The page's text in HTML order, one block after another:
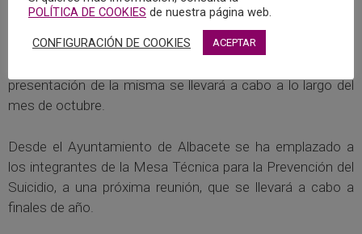
para el control de la ansiedad ante la PAU.
A su vez, se informó de la campaña de publicidad que se
presentación de la misma se llevará a cabo a lo largo del
mes de octubre.
Desde el Ayuntamiento de Albacete se ha emplazado a
los integrantes de la Mesa Técnica para la Prevención del
Suicidio, a una próxima reunión, que se llevará a cabo a
finales de año.
POLÍTICA DE COOKIES de nuestra página web.
CONFIGURACIÓN DE COOKIES ACEPTAR